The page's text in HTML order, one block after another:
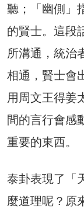
聽；「幽側」
的賢士。這段
所溝通，統治
相通，賢士會
用周文王得姜
間的言行會感
重要的東西。
泰卦表現了「
麼道理呢？原